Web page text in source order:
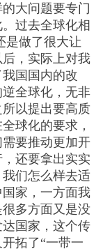
大问题要专门
过去全球化相
是做了很大让
，实际上对我
国国内的改
全球化，无非
以提出要高质
球化的要求，
要推动更加开
还要拿出实实
们怎么样去适
家，一方面我
多方面又是没
国家，这个传
拓了“一带一